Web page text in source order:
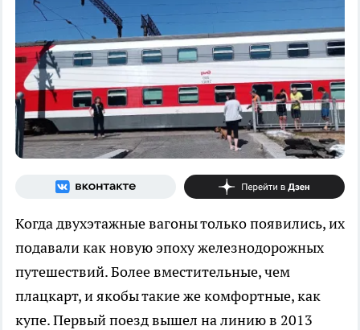
Когда двухэтажные вагоны только появились, их
подавали как новую эпоху железнодорожных
путешествий. Более вместительные, чем
плацкарт, и якобы такие же комфортные, как
купе. Первый поезд вышел на линию в 2013